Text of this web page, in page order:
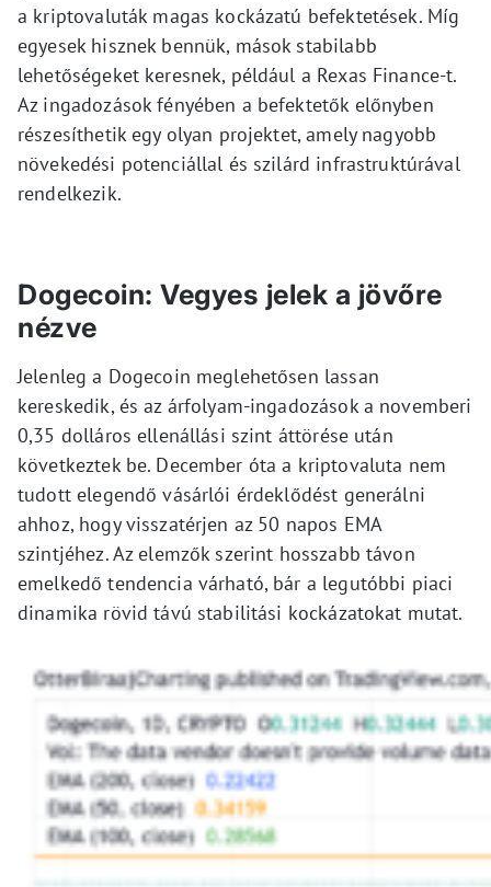
a kriptovaluták magas kockázatú befektetések. Míg
egyesek hisznek bennük, mások stabilabb
lehetőségeket keresnek, például a Rexas Finance-t.
Az ingadozások fényében a befektetők előnyben
részesíthetik egy olyan projektet, amely nagyobb
növekedési potenciállal és szilárd infrastruktúrával
rendelkezik.
Dogecoin: Vegyes jelek a jövőre
nézve
Jelenleg a Dogecoin meglehetősen lassan
kereskedik, és az árfolyam-ingadozások a novemberi
0,35 dolláros ellenállási szint áttörése után
következtek be. December óta a kriptovaluta nem
tudott elegendő vásárlói érdeklődést generálni
ahhoz, hogy visszatérjen az 50 napos EMA
szintjéhez. Az elemzők szerint hosszabb távon
emelkedő tendencia várható, bár a legutóbbi piaci
dinamika rövid távú stabilitási kockázatokat mutat.